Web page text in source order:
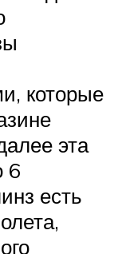
которые
эта
6
есть